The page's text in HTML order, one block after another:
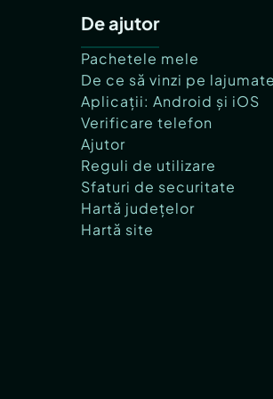
De ajutor
Pachetele mele
De ce să vinzi pe
Aplicații: Android și iOS
Verificare telefon
Ajutor
Reguli de utilizare
Sfaturi de securitate
Hartă județelor
Hartă site